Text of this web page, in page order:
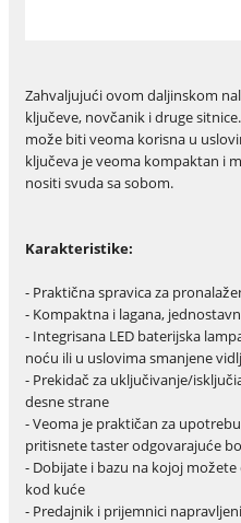
Zahvaljujući ovom daljinskom
ključeve, novčanik i druge
može biti veoma korisna u
ključeva je veoma kompaktan i
nositi svuda sa sobom.
Karakteristike:
- Praktična spravica za
- Kompaktna i lagana,
- Integrisana LED baterijska
noću ili u uslovima smanjene
- Prekidač za uključivanje/
desne strane
- Veoma je praktičan za
pritisnete taster odgovarajuće
- Dobijate i bazu na kojoj
kod kuće
- Predajnik i prijemnici